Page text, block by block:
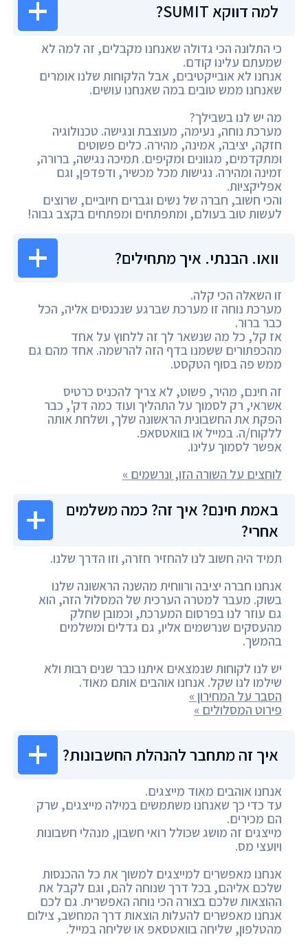
למה דווקא SUMIT?
כי התלונה הכי גדולה שאנחנו מקבלים, זה למה לא
שמעתם עלינו קודם.
אנחנו לא אובייקטיבים, אבל הלקוחות שלנו אומרים
שאנחנו ממש טובים במה שאנחנו עושים.
מה יש לנו בשבילך?
מערכת נוחה, נעימה, מעוצבת ונגישה. טכנולוגיה
חזקה, יציבה, אמינה, מהירה. כלים פשוטים
ומתקדמים, מגוונים ומקיפים. תמיכה נגישה, ברורה,
זמינה ומהירה. נגישות מכל מכשיר, ודפדפן, וגם
אפליקציות.
והכי חשוב, חברה של נשים וגברים חיוביים, שרוצים
לעשות טוב בעולם, ומתפתחים ומפתחים בקצב גבוה!
וואו. הבנתי. איך מתחילים?
זו השאלה הכי קלה.
מערכת נוחה זו מערכת שברגע שנכנסים אליה, הכל
כבר ברור.
אז קל, כל מה שנשאר לך זה ללחוץ על אחד
מהכפתורים ששמנו בדף הזה להרשמה. אחד מהם גם
ממש פה בסוף הטקסט.
זה חינם, מהיר, פשוט, לא צריך להכניס כרטיס
אשראי, רק לסמוך על התהליך ועוד כמה דק', כבר
הפקת את החשבונית הראשונה שלך, ושלחת אותה
ללקוח/ה. במייל או בוואטסאפ.
אפשר לסמוך עלינו.
לוחצים על השורה הזו, ונרשמים »
באמת חינם? איך זה? כמה משלמים
אחרי?
תמיד היה חשוב לנו להחזיר חזרה, וזו הדרך שלנו.
אנחנו חברה יציבה ורווחית מהשנה הראשונה שלנו
בשוק. מעבר למטרה הערכית של המסלול הזה, הוא
גם עוזר לנו בפרסום המערכת, וכמובן שחלק
מהעסקים שנרשמים אליו, גם גדלים ומשלמים
בהמשך.
יש לנו לקוחות שנמצאים איתנו כבר שנים רבות ולא
שילמו לנו שקל. אנחנו אוהבים אותם מאוד.
הסבר על המחירון »
פירוט המסלולים »
איך זה מתחבר להנהלת החשבונות?
אנחנו אוהבים מאוד מייצגים.
עד כדי כך שאנחנו משתמשים במילה מייצגים, שרק
הם מכירים.
מייצגים זה מושג שכולל רואי חשבון, מנהלי חשבונות
ויועצי מס.
אנחנו מאפשרים למייצגים למשוך את כל ההכנסות
שלכם אליהם, בכל דרך שנוחה להם, וגם לקבל את
ההוצאות שלכם בצורה הכי נוחה האפשרית. גם לכם
אנחנו מאפשרים להעלות הוצאות דרך המחשב, צילום
מהטלפון, שליחה בוואטסאפ או שליחה במייל.